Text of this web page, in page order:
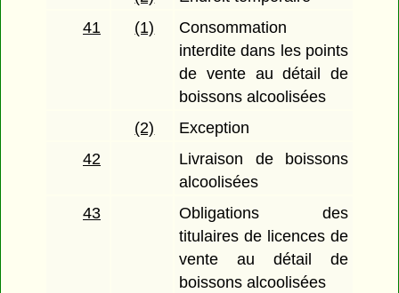
41
(1)
Consommation
interdite dans les points
de vente au détail de
boissons alcoolisées
(2)
Exception
42
Livraison de boissons
alcoolisées
43
Obligations des
titulaires de licences de
vente au détail de
boissons alcoolisées